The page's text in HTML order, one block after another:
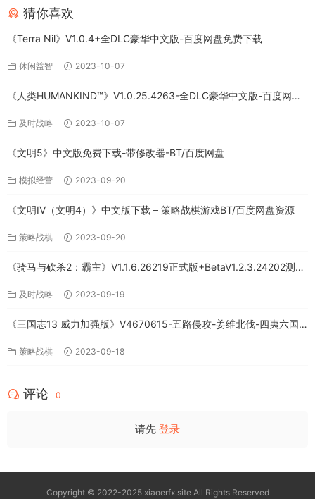
猜你喜欢
《Terra Nil》V1.0.4+全DLC豪华中文版-百度网盘免费下载
休闲益智 2023-10-07
《人类HUMANKIND™》V1.0.25.4263-全DLC豪华中文版-百度网盘
及时战略 2023-10-07
《文明5》中文版免费下载-带修改器-BT/百度网盘
模拟经营 2023-09-20
《文明IV（文明4）》中文版下载 – 策略战棋游戏BT/百度网盘资源
策略战棋 2023-09-20
《骑马与砍杀2：霸主》V1.1.6.26219正式版+BetaV1.2.3.24202测试
及时战略 2023-09-19
《三国志13 威力加强版》V4670615-五路侵攻-姜维北伐-四夷六国
策略战棋 2023-09-18
评论 0
请先 登录
Copyright © 2022-2025 xiaoerfx.site All Rights Reserved